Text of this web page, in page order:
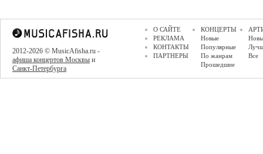
2012-2026 © MusicAfisha.ru -
афиша концертов Москвы и
Санкт-Петербурга
О САЙТЕ
РЕКЛАМА
КОНТАКТЫ
ПАРТНЕРЫ
КОНЦЕРТЫ
Новые
Популярные
По жанрам
Прошедшие
Все